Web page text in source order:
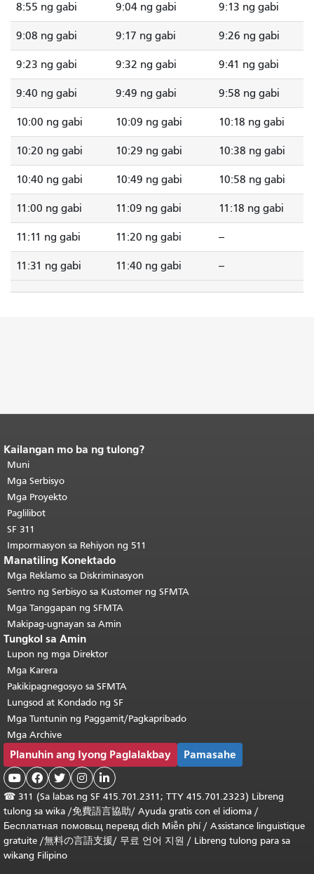
8:55 ng gabi 9:04 ng gabi 9:13 ng gabi
9:08 ng gabi 9:17 ng gabi 9:26 ng gabi
9:23 ng gabi 9:32 ng gabi 9:41 ng gabi
9:40 ng gabi 9:49 ng gabi 9:58 ng gabi
10:00 ng gabi 10:09 ng gabi 10:18 ng gabi
10:20 ng gabi 10:29 ng gabi 10:38 ng gabi
10:40 ng gabi 10:49 ng gabi 10:58 ng gabi
11:00 ng gabi 11:09 ng gabi 11:18 ng gabi
11:11 ng gabi 11:20 ng gabi --
11:31 ng gabi 11:40 ng gabi --
Katapusan ng nilalaman ng
pahina.
pahinang ito ay nauulit sa bawat
pahina.Bumalik sa itaas ng
pangunahing nilalaman
Kailangan mo ba ng tulong?
Muni
Mga Serbisyo
Mga Proyekto
Paglilibot
SF 311
Impormasyon sa Rehiyon ng 511
Manatiling Konektado
Mga Reklamo sa Diskriminasyon
Sentro ng Serbisyo sa Kustomer ng SFMTA
Mga Tanggapan ng SFMTA
Makipag-ugnayan sa Amin
Tungkol sa Amin
Lupon ng mga Direktor
Mga Karera
Pakikipagnegosyo sa SFMTA
Lungsod at Kondado ng SF
Mga Tuntunin ng Paggamit/Pagkapribado
Mga Archive
Planuhin ang Iyong Paglalakbay Pamasahe
    
☎ 311 (Sa labas ng SF 415.701.2311; TTY 415.701.2323) Libreng
tulong sa wika /免費語言協助/ Ayuda gratis con el idioma /
Бесплатная помовьщ перевд dịch Miễn phí/ Assistance linguistique
gratuite /無料の言語支援/ 무료 언어 지원 / Libreng tulong para sa
wikang Filipino